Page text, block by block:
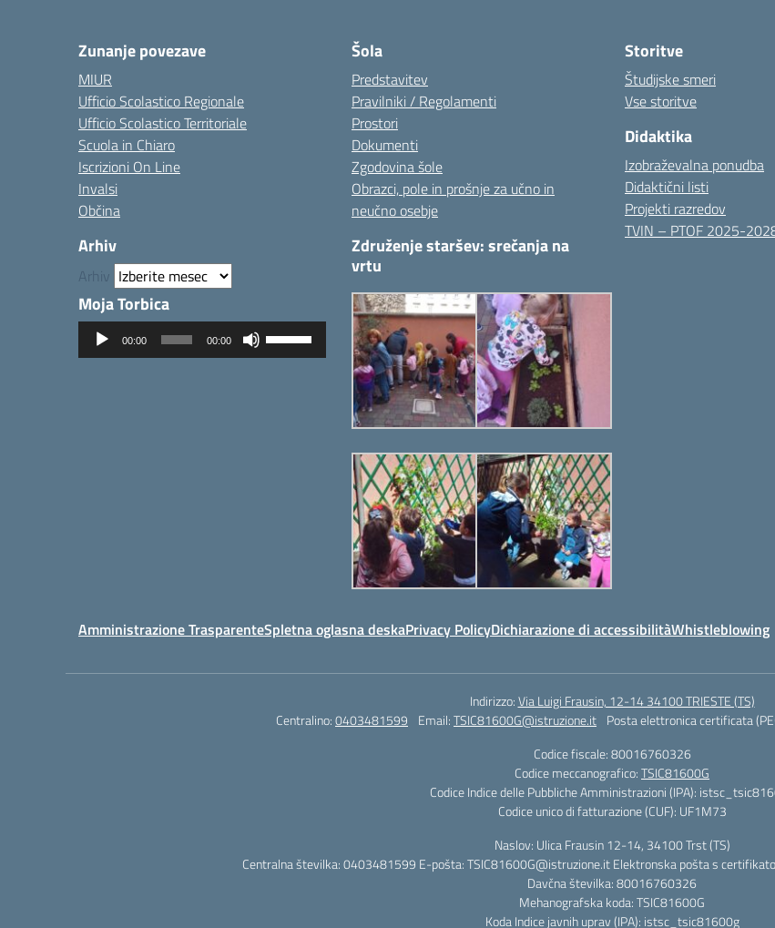
Zunanje povezave
MIUR
Ufficio Scolastico Regionale
Ufficio Scolastico Territoriale
Scuola in Chiaro
Iscrizioni On Line
Invalsi
Občina
Arhiv
Arhiv
Moja Torbica
Predvajalnik
zvoka
00:00 00:00
zmanjševanje
Šola
Predstavitev
Pravilniki / Regolamenti
Prostori
Dokumenti
Zgodovina šole
Obrazci, pole in prošnje za učno in
neučno osebje
Združenje staršev: srečanja na
vrtu
Storitve
Študijske smeri
Vse storitve
Didaktika
Izobraževalna ponudba
Didaktični listi
Projekti razredov
TVIN – PTOF 2025-
Amministrazione TrasparenteSpletna oglasna deskaPrivacy PolicyDichiarazione di accessibilitàWhistleblowing
Indirizzo:Via Luigi Frausin, 12-14 34100 TRIESTE (TS)
Centralino:0403481599 Email:TSIC81600G@istruzione.it Posta elettronica certificata
Codice fiscale: 80016760326
Codice meccanografico:TSIC81600G
Codice Indice delle Pubbliche Amministrazioni (IPA):
Codice unico di fatturazione (CUF): UF1M73
Naslov: Ulica Frausin 12-14, 34100 Trst (TS)
Centralna številka: 0403481599 E-pošta: TSIC81600G@istruzione.it Elektronska pošta s
Davčna številka: 80016760326
Mehanografska koda: TSIC81600G
Koda Indice javnih uprav (IPA): istsc_tsic81600g